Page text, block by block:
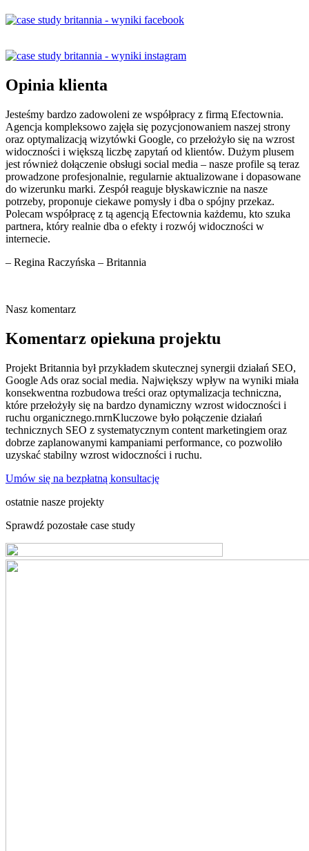
Opinia klienta
Jesteśmy bardzo zadowoleni ze współpracy z firmą Efectownia.
Agencja kompleksowo zajęła się pozycjonowaniem naszej strony
oraz optymalizacją wizytówki Google, co przełożyło się na wzrost
widoczności i większą liczbę zapytań od klientów. Dużym plusem
jest również dołączenie obsługi social media – nasze profile są teraz
prowadzone profesjonalnie, regularnie aktualizowane i dopasowane
do wizerunku marki. Zespół reaguje błyskawicznie na nasze
potrzeby, proponuje ciekawe pomysły i dba o spójny przekaz.
Polecam współpracę z tą agencją Efectownia każdemu, kto szuka
partnera, który realnie dba o efekty i rozwój widoczności w
internecie.
– Regina Raczyńska – Britannia
Nasz komentarz
Komentarz opiekuna projektu
Projekt Britannia był przykładem skutecznej synergii działań SEO,
Google Ads oraz social media. Największy wpływ na wyniki miała
konsekwentna rozbudowa treści oraz optymalizacja techniczna,
które przełożyły się na bardzo dynamiczny wzrost widoczności i
ruchu organicznego.rnrnKluczowe było połączenie działań
technicznych SEO z systematycznym content marketingiem oraz
dobrze zaplanowanymi kampaniami performance, co pozwoliło
uzyskać stabilny wzrost widoczności i ruchu.
Umów się na bezpłatną konsultację
ostatnie nasze projekty
Sprawdź pozostałe case study